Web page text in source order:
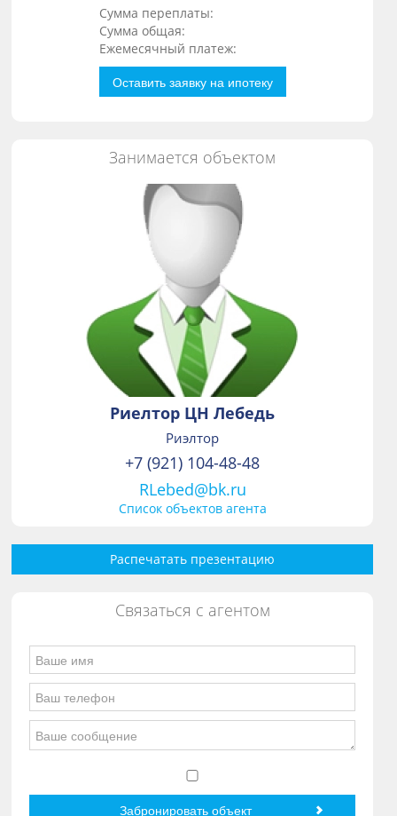
Сумма переплаты:
Сумма общая:
Ежемесячный платеж:
Оставить заявку на ипотеку
Занимается объектом
Риелтор ЦН Лебедь
Риэлтор
+7 (921) 104-48-48
RLebed@bk.ru
Список объектов агента
Распечатать презентацию
Связаться с агентом